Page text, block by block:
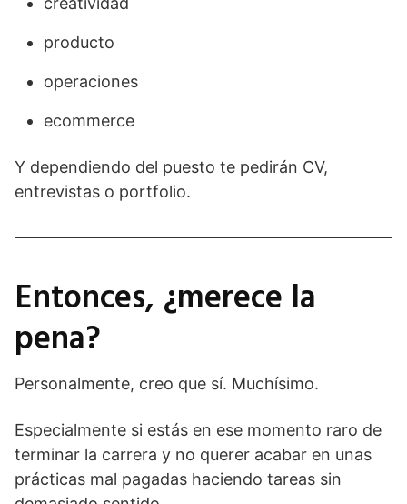
producto
operaciones
ecommerce
Y dependiendo del puesto te pedirán CV,
entrevistas o portfolio.
Entonces, ¿merece la
pena?
Personalmente, creo que sí. Muchísimo.
Especialmente si estás en ese momento raro de
terminar la carrera y no querer acabar en unas
prácticas mal pagadas haciendo tareas sin